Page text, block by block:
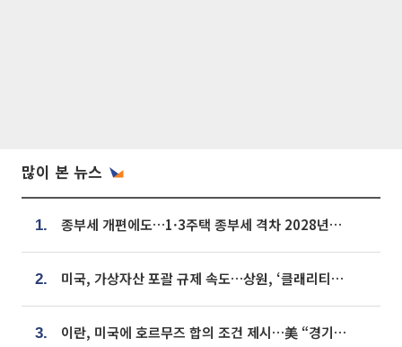
많이 본 뉴스
1. 종부세 개편에도…1·3주택 종부세 격차 2028년부터 확대
2. 미국, 가상자산 포괄 규제 속도…상원, ‘클래리티법’ 9월 절차투표 추진
3. 이란, 미국에 호르무즈 합의 조건 제시…美 “경기 아직 안 끝나” [종합]